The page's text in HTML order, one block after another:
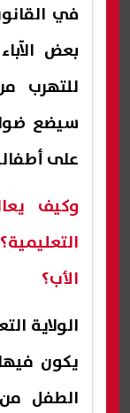
في
بعض
للتهرب
سيضع
على
وكيف
الأب؟
الولاية
يكون
الطفل